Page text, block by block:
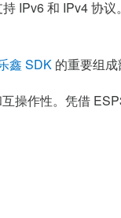
持 IPv6 和 IPv4 协议
鑫 SDK 的重要组
操作性。凭借